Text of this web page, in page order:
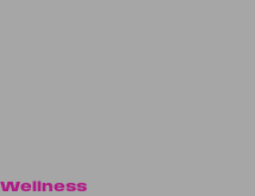
Wellness